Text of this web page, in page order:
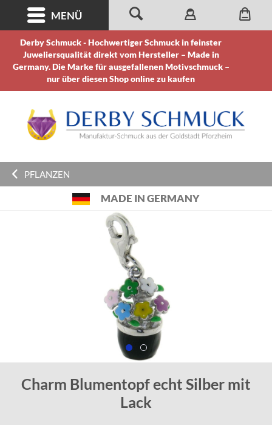
Derby Schmuck - Hochwertiger Schmuck in feinster
Juweliersqualität direkt vom Hersteller – Made in
Germany. Die Marke für ausgefallenen Motivschmuck –
nur über diesen Shop online zu kaufen
MENÜ
PFLANZEN
MADE IN GERMANY
Charm Blumentopf echt Silber mit
Lack